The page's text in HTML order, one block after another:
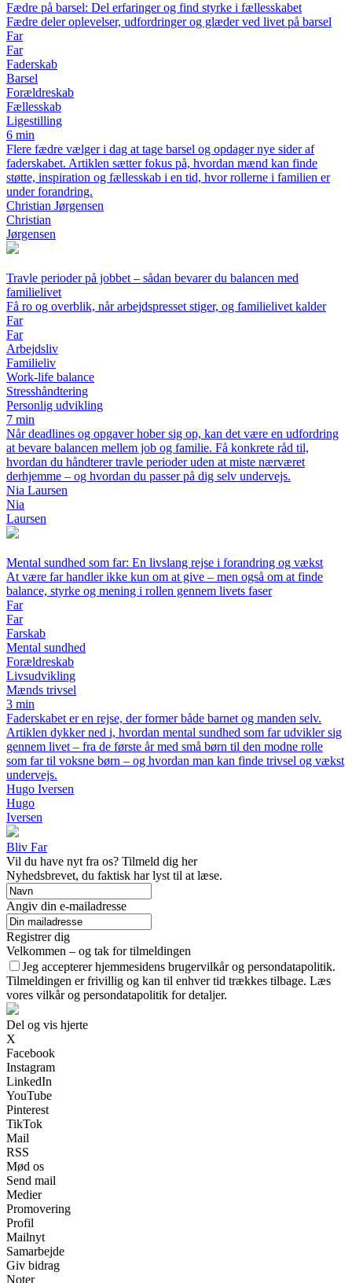
Fædre på barsel: Del erfaringer og find styrke i fællesskabet
Fædre deler oplevelser, udfordringer og glæder ved livet på barsel
Far
Far
Faderskab
Barsel
Forældreskab
Fællesskab
Ligestilling
6 min
Flere fædre vælger i dag at tage barsel og opdager nye sider af
faderskabet. Artiklen sætter fokus på, hvordan mænd kan finde
støtte, inspiration og fællesskab i en tid, hvor rollerne i familien er
under forandring.
Christian Jørgensen
Christian
Jørgensen
Travle perioder på jobbet – sådan bevarer du balancen med
familielivet
Få ro og overblik, når arbejdspresset stiger, og familielivet kalder
Far
Far
Arbejdsliv
Familieliv
Work-life balance
Stresshåndtering
Personlig udvikling
7 min
Når deadlines og opgaver hober sig op, kan det være en udfordring
at bevare balancen mellem job og familie. Få konkrete råd til,
hvordan du håndterer travle perioder uden at miste nærværet
derhjemme – og hvordan du passer på dig selv undervejs.
Nia Laursen
Nia
Laursen
Mental sundhed som far: En livslang rejse i forandring og vækst
At være far handler ikke kun om at give – men også om at finde
balance, styrke og mening i rollen gennem livets faser
Far
Far
Farskab
Mental sundhed
Forældreskab
Livsudvikling
Mænds trivsel
3 min
Faderskabet er en rejse, der former både barnet og manden selv.
Artiklen dykker ned i, hvordan mental sundhed som far udvikler sig
gennem livet – fra de første år med små børn til den modne rolle
som far til voksne børn – og hvordan man kan finde trivsel og vækst
undervejs.
Hugo Iversen
Hugo
Iversen
Bliv Far
Vil du have nyt fra os? Tilmeld dig her
Nyhedsbrevet, du faktisk har lyst til at læse.
Angiv din e-mailadresse
Registrer dig
Velkommen – og tak for tilmeldingen
Jeg accepterer hjemmesidens brugervilkår og persondatapolitik.
Tilmeldingen er frivillig og kan til enhver tid trækkes tilbage. Læs
vores vilkår og persondatapolitik for detaljer.
Del og vis hjerte
X
Facebook
Instagram
LinkedIn
YouTube
Pinterest
TikTok
Mail
RSS
Mød os
Send mail
Medier
Promovering
Profil
Mailnyt
Samarbejde
Giv bidrag
Noter